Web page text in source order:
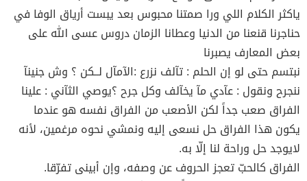
ياكثر الكلام اللي ورا صمتنا محبوس بعد يبست أرياق الوفا في
حناجرنا قنعنا من الدنيا وعطانا الزمان دروس عسى الله على
بعض المعارف يصبرنا
نبتسم حتى لو إن الحلم : تآلف نزرع :الآمآل لــكن ؟ وش جنينآ
ننجرح ونقول : عآدي مآ يخآلف وكل جرح ؟يوصي الثآني : علينا
الفراق صعب جداً لكن الأصعب من الفراق نفسه هو عندما
يكون هذا الفراق حل نسعى إليه ونمشي نحوه مرغمين، لأنه
لايوجد حل وراحة لنا إلّا به.
الفراق كالحبّ تعجز الحروف عن وصفه، وإن أبينى تفرّقا.